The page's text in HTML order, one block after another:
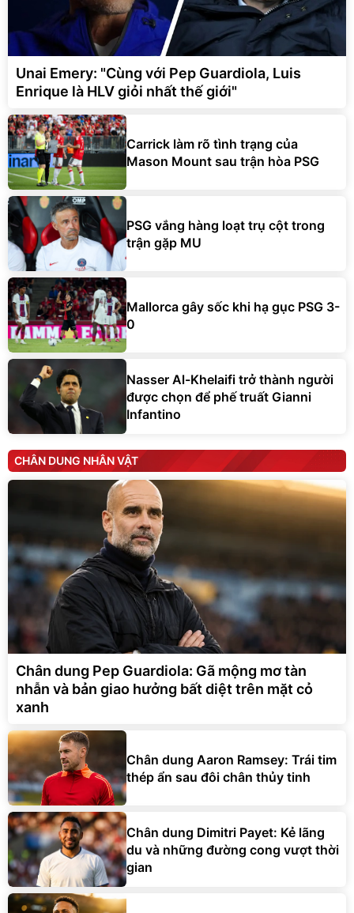
Unai Emery: "Cùng với Pep Guardiola, Luis
Enrique là HLV giỏi nhất thế giới"
Carrick làm rõ tình trạng của
Mason Mount sau trận hòa PSG
PSG vắng hàng loạt trụ cột trong
trận gặp MU
Mallorca gây sốc khi hạ gục PSG 3-
0
Nasser Al-Khelaifi trở thành người
được chọn để phế truất Gianni
Infantino
CHÂN DUNG NHÂN VẬT
Chân dung Pep Guardiola: Gã mộng mơ tàn
nhẫn và bản giao hưởng bất diệt trên mặt cỏ
xanh
Chân dung Aaron Ramsey: Trái tim
thép ẩn sau đôi chân thủy tinh
Chân dung Dimitri Payet: Kẻ lãng
du và những đường cong vượt thời
gian